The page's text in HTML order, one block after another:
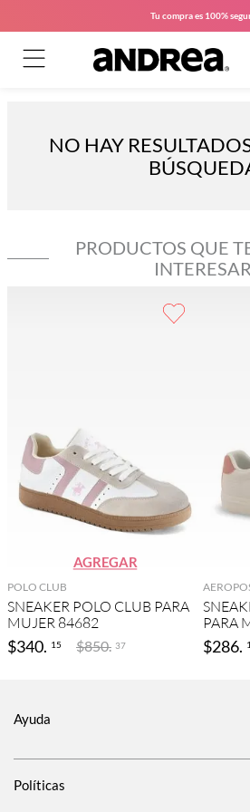
Tu compra es 100%
NO HAY
PRODUCTOS QUE
INTERESAR
AGREGAR
POLO CLUB
SNEAKER POLO CLUB PARA
MUJER 84682
$340. 15 $850. 37
PARA
$286.
Ayuda
Políticas